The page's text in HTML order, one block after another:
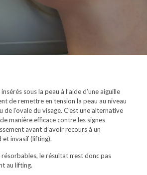
sous la peau à l’aide d’une aiguille
de remettre en tension la peau au niveau
l’ovale du visage. C’est une alternative
manière efficace contre les signes
avant d’avoir recours à un
invasif (lifting).
le résultat n’est donc pas
au lifting.